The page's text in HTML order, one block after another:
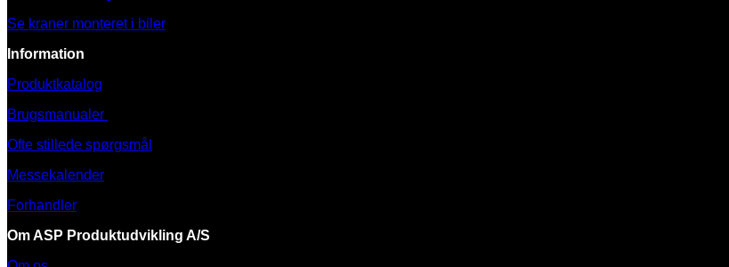
Se kraner monteret i biler
Information
Produktkatalog
Brugsmanualer
Ofte stillede spørgsmål
Messekalender
Forhandler
Om ASP Produktudvikling A/S